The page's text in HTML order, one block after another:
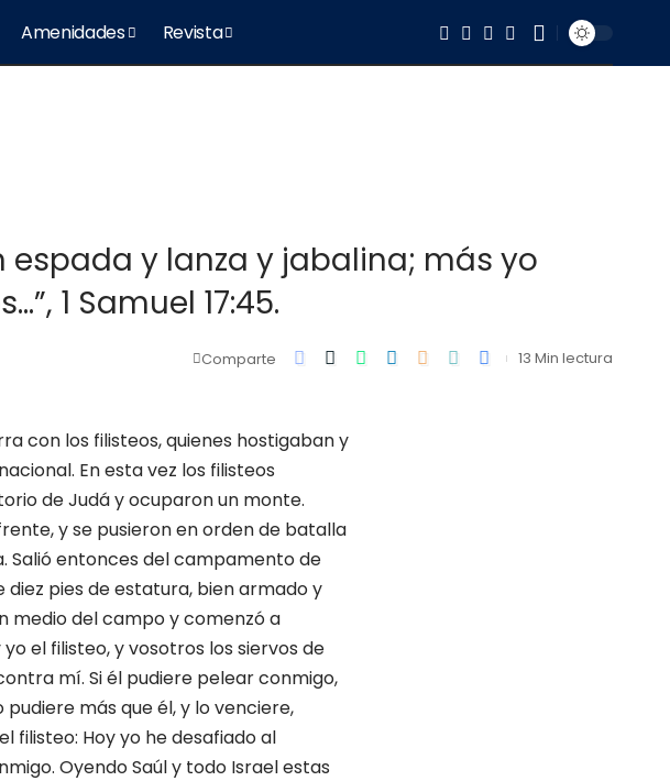
Amenidades Revista
espada y lanza y jabalina; más yo
1 Samuel 17:45.
Comparte 13 Min lectura
con los filisteos, quienes hostigaban y
En esta vez los filisteos
de Judá y ocuparon un monte.
y se pusieron en orden de batalla
Salió entonces del campamento de
pies de estatura, bien armado y
medio del campo y comenzó a
el filisteo, y vosotros los siervos de
mí. Si él pudiere pelear conmigo,
más que él, y lo venciere,
filisteo: Hoy yo he desafiado al
Oyendo Saúl y todo Israel estas